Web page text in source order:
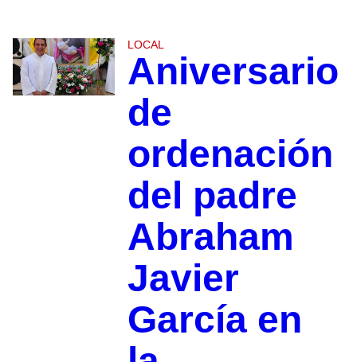
LOCAL
Aniversario
de
ordenación
del padre
Abraham
Javier
García en